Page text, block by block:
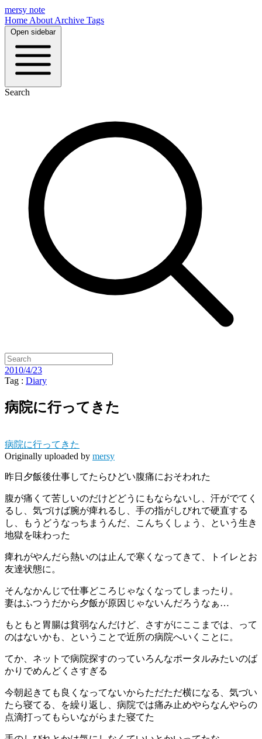
mersy note
Home About Archive Tags
Open sidebar
Search
2010/4/23
Tag : Diary
病院に行ってきた
病院に行ってきた
Originally uploaded by mersy
昨日夕飯後仕事してたらひどい腹痛におそわれた
腹が痛くて苦しいのだけどどうにもならないし、汗がでてく
るし、気づけば腕が痺れるし、手の指がしびれで硬直する
し、もうどうなっちまうんだ、こんちくしょう、という生き
地獄を味わった
痺れがやんだら熱いのは止んで寒くなってきて、トイレとお
友達状態に。
そんなかんじで仕事どころじゃなくなってしまったり。
妻はふつうだから夕飯が原因じゃないんだろうなぁ…
もともと胃腸は貧弱なんだけど、さすがにここまでは、って
のはないかも、ということで近所の病院へいくことに。
てか、ネットで病院探すのっていろんなポータルみたいのば
かりでめんどくさすぎる
今朝起きても良くなってないからただただ横になる、気づい
たら寝てる、を繰り返し、病院では痛み止めやらなんやらの
点滴打ってもらいながらまた寝てた